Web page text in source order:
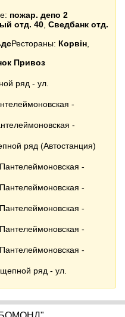
пожар. депо 2
отд. 40 Сведбанк отд.
Рестораны: Корвін
Привоз
ряд - ул.
-
-
ряд (Автостанция)
-
-
-
-
-
ряд - ул.